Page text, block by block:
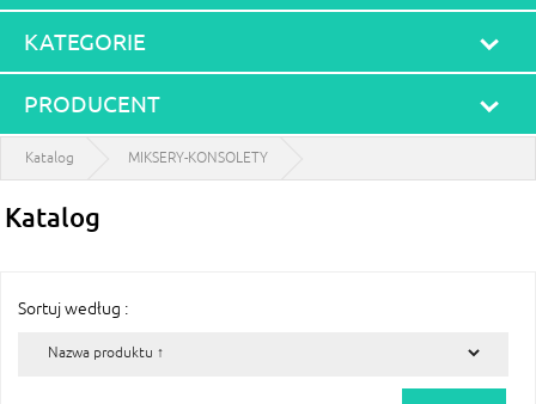
KATEGORIE
PRODUCENT
Katalog MIKSERY-KONSOLETY
Katalog
Sortuj według :